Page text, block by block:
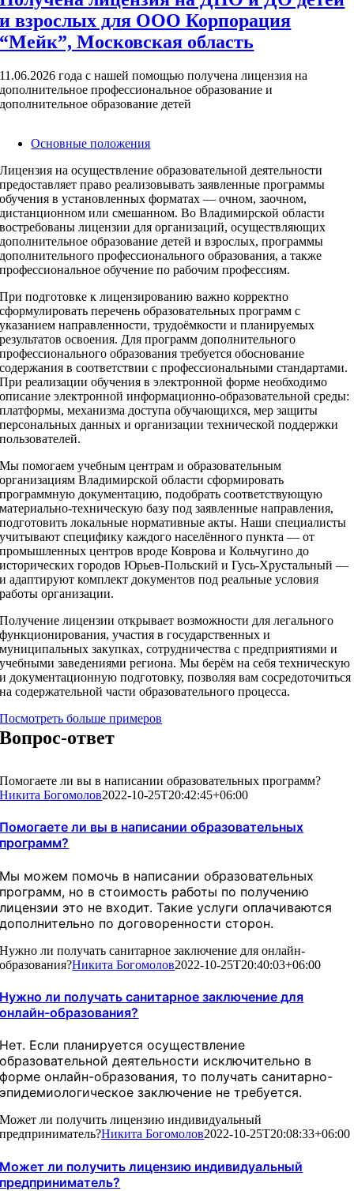
и взрослых для ООО Корпорация
“Мейк”, Московская область
11.06.2026 года с нашей помощью получена лицензия на
дополнительное профессиональное образование и
дополнительное образование детей
Основные положения
Лицензия на осуществление образовательной деятельности
предоставляет право реализовывать заявленные программы
обучения в установленных форматах — очном, заочном,
дистанционном или смешанном. Во Владимирской области
востребованы лицензии для организаций, осуществляющих
дополнительное образование детей и взрослых, программы
дополнительного профессионального образования, а также
профессиональное обучение по рабочим профессиям.
При подготовке к лицензированию важно корректно
сформулировать перечень образовательных программ с
указанием направленности, трудоёмкости и планируемых
результатов освоения. Для программ дополнительного
профессионального образования требуется обоснование
содержания в соответствии с профессиональными стандартами.
При реализации обучения в электронной форме необходимо
описание электронной информационно-образовательной среды:
платформы, механизма доступа обучающихся, мер защиты
персональных данных и организации технической поддержки
пользователей.
Мы помогаем учебным центрам и образовательным
организациям Владимирской области сформировать
программную документацию, подобрать соответствующую
материально-техническую базу под заявленные направления,
подготовить локальные нормативные акты. Наши специалисты
учитывают специфику каждого населённого пункта — от
промышленных центров вроде Коврова и Кольчугино до
исторических городов Юрьев-Польский и Гусь-Хрустальный —
и адаптируют комплект документов под реальные условия
работы организации.
Получение лицензии открывает возможности для легального
функционирования, участия в государственных и
муниципальных закупках, сотрудничества с предприятиями и
учебными заведениями региона. Мы берём на себя техническую
и документационную подготовку, позволяя вам сосредоточиться
на содержательной части образовательного процесса.
Посмотреть больше примеров
Вопрос-ответ
Помогаете ли вы в написании образовательных программ?
Никита Богомолов2022-10-25T20:42:45+06:00
Помогаете ли вы в написании образовательных
программ?
Мы можем помочь в написании образовательных
программ, но в стоимость работы по получению
лицензии это не входит. Такие услуги оплачиваются
дополнительно по договоренности сторон.
Нужно ли получать санитарное заключение для онлайн-
образования?Никита Богомолов2022-10-25T20:40:03+06:00
Нужно ли получать санитарное заключение для
онлайн-образования?
Нет. Если планируется осуществление
образовательной деятельности исключительно в
форме онлайн-образования, то получать санитарно-
эпидемиологическое заключение не требуется.
Может ли получить лицензию индивидуальный
предприниматель?Никита Богомолов2022-10-25T20:08:33+06:00
Может ли получить лицензию индивидуальный
предприниматель?